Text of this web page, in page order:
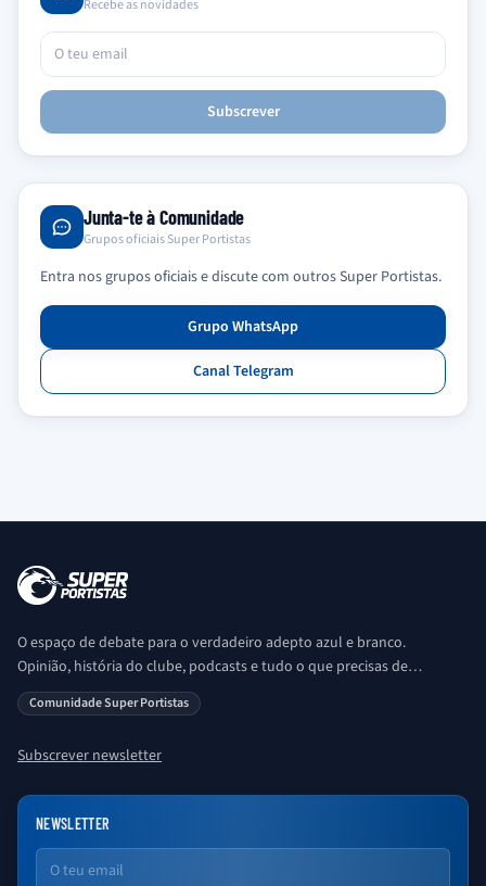
Recebe as novidades
Subscrever
Junta-te à Comunidade
Grupos oficiais Super Portistas
Entra nos grupos oficiais e discute com outros Super Portistas.
Grupo WhatsApp
Canal Telegram
O espaço de debate para o verdadeiro adepto azul e branco.
Opinião, história do clube, podcasts e tudo o que precisas de
saber sobre o universo Porto. Ser Porto é aqui!
Comunidade Super Portistas
Subscrever newsletter
NEWSLETTER
Email